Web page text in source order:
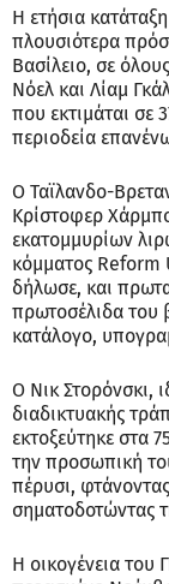
Η ετήσια
πλουσιότερα
Βασίλειο, σε
Νόελ και Λίαμ
που εκτιμάται σε
περιοδεία
Ο Ταϊλανδο-
Κρίστοφερ
εκατομμυρίων
κόμματος Reform
δήλωσε, και
πρωτοσέλιδα του
κατάλογο,
Ο Νικ Στορόνσκι,
διαδικτυακής
εκτοξεύτηκε στα
την προσωπική
πέρυσι,
σηματοδοτώντας
Η οικογένεια του